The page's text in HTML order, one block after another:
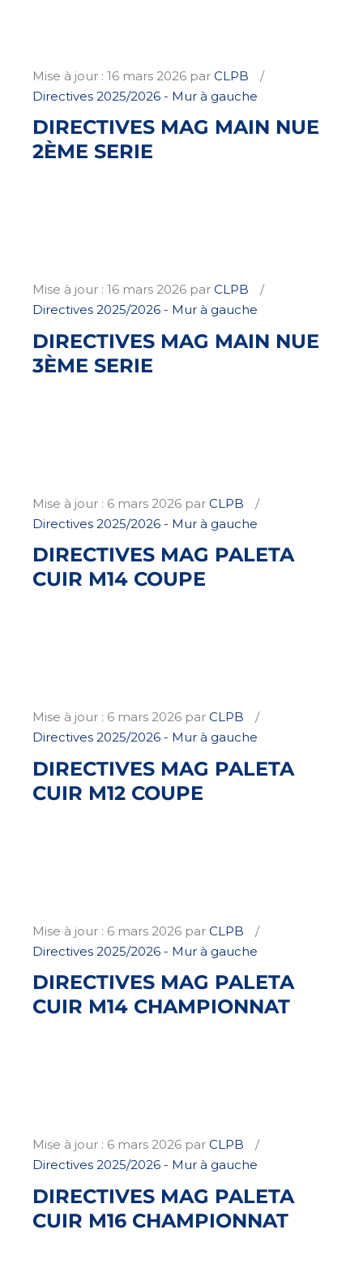
Mise à jour : 16 mars 2026 par CLPB
Directives 2025/2026 - Mur à gauche
DIRECTIVES MAG MAIN NUE
2ÈME SERIE
Mise à jour : 16 mars 2026 par CLPB
Directives 2025/2026 - Mur à gauche
DIRECTIVES MAG MAIN NUE
3ÈME SERIE
Mise à jour : 6 mars 2026 par CLPB
Directives 2025/2026 - Mur à gauche
DIRECTIVES MAG PALETA
CUIR M14 COUPE
Mise à jour : 6 mars 2026 par CLPB
Directives 2025/2026 - Mur à gauche
DIRECTIVES MAG PALETA
CUIR M12 COUPE
Mise à jour : 6 mars 2026 par CLPB
Directives 2025/2026 - Mur à gauche
DIRECTIVES MAG PALETA
CUIR M14 CHAMPIONNAT
Mise à jour : 6 mars 2026 par CLPB
Directives 2025/2026 - Mur à gauche
DIRECTIVES MAG PALETA
CUIR M16 CHAMPIONNAT